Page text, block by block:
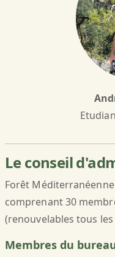
Le conseil
Forêt
comprenant 30
(renouvelables tous
Membres du